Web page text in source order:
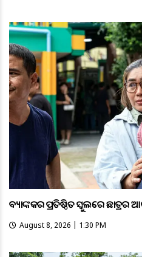
ବ୍ୟାଙ୍କକର ପ୍ରତିଷ୍ଠିତ ସ୍କୁଲରେ ଛାତ୍ରର
August 8, 2026 | 1:30 PM